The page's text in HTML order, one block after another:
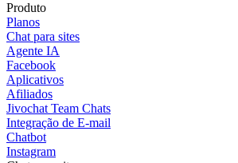
Produto
Planos
Chat para sites
Agente IA
Facebook
Aplicativos
Afiliados
Jivochat Team Chats
Integração de E-mail
Chatbot
Instagram